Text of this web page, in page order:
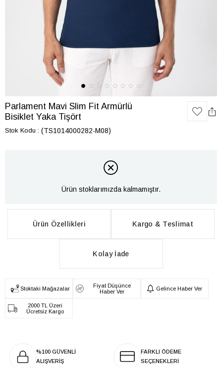
Parlament Mavi Slim Fit Armürlü
Bisiklet Yaka Tişört
Stok Kodu (TS1014000282-M08)
Ürün stoklarımızda kalmamıştır.
Ürün Özellikleri Kargo & Teslimat
Kolay İade
Stoktaki Mağazalar
Fiyat Düşünce
Haber Ver
Gelince Haber Ver
2000 TL Üzeri
Ücretsiz Kargo
%100 GÜVENLİ
ALIŞVERİŞ
FARKLI ÖDEME
SEÇENEKLERİ